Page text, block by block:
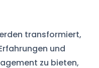
transformiert,
und
zu bieten,